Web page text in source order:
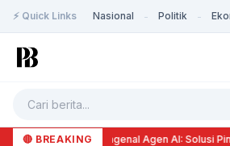
⚡ Quick Links Nasional - Politik -
🔴 BREAKINGMengenal Agen AI: Solusi